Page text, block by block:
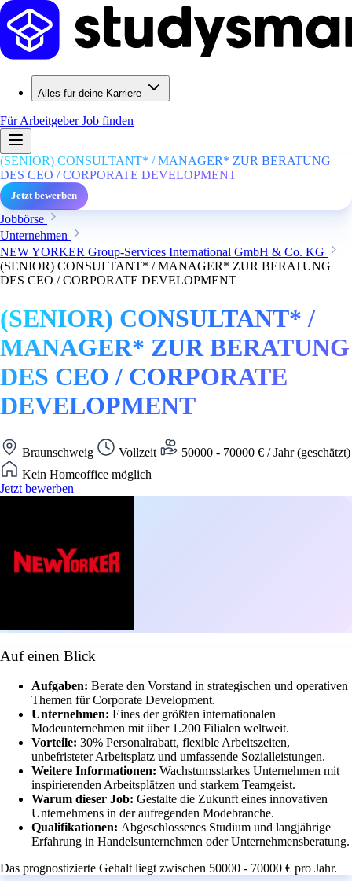
Alles für deine Karriere
Für ArbeitgeberJob finden
(SENIOR) CONSULTANT* / MANAGER* ZUR BERATUNG
DES CEO / CORPORATE DEVELOPMENT
Jetzt bewerben
Jobbörse
Unternehmen
NEW YORKER Group-Services International GmbH & Co. KG
(SENIOR) CONSULTANT* / MANAGER* ZUR BERATUNG
DES CEO / CORPORATE DEVELOPMENT
(SENIOR) CONSULTANT* /
MANAGER* ZUR BERATUNG
DES CEO / CORPORATE
DEVELOPMENT
Braunschweig Vollzeit
50000 - 70000 € / Jahr (geschätzt)
Kein Homeoffice möglich
Jetzt bewerben
Auf einen Blick
Aufgaben: Berate den Vorstand in strategischen und operativen
Themen für Corporate Development.
Unternehmen: Eines der größten internationalen
Modeunternehmen mit über 1.200 Filialen weltweit.
Vorteile: 30% Personalrabatt, flexible Arbeitszeiten,
unbefristeter Arbeitsplatz und umfassende Sozialleistungen.
Weitere Informationen: Wachstumsstarkes Unternehmen mit
inspirierenden Arbeitsplätzen und starkem Teamgeist.
Warum dieser Job: Gestalte die Zukunft eines innovativen
Unternehmens in der aufregenden Modebranche.
Qualifikationen: Abgeschlossenes Studium und langjährige
Erfahrung in Handelsunternehmen oder Unternehmensberatung.
Das prognostizierte Gehalt liegt zwischen 50000 - 70000 € pro Jahr.